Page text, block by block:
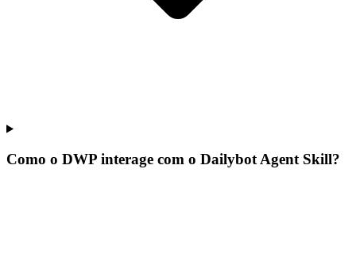
Como o DWP interage com o Dailybot Agent Skill?